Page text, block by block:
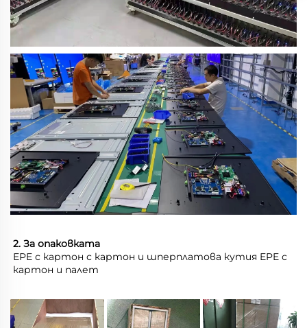
2. За опаковката
EPE с картон с картон и шперплатова кутия EPE с
картон и палет